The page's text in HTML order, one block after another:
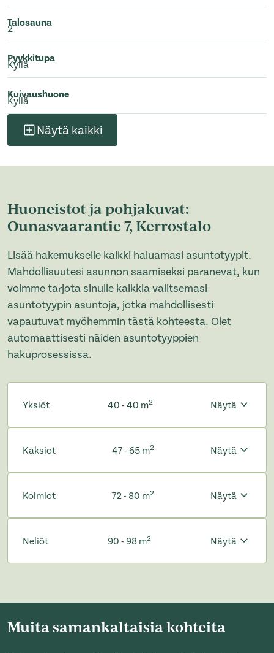
Talosauna
2
Pyykkitupa
Kyllä
Kuivaushuone
Kyllä
Näytä kaikki
Huoneistot ja pohjakuvat:
Ounasvaarantie 7, Kerrostalo
Lisää hakemukselle kaikki haluamasi asuntotyypit.
Mahdollisuutesi asunnon saamiseksi paranevat, kun
voimme tarjota sinulle kaikkia valitsemasi
asuntotyypin asuntoja, jotka mahdollisesti
vapautuvat myöhemmin tästä kohteesta. Olet
automaattisesti näiden asuntotyyppien
hakuprosessissa.
Yksiöt 40 - 40 m2 Näytä
Kaksiot 47 - 65 m2 Näytä
Kolmiot 72 - 80 m2 Näytä
Neliöt 90 - 98 m2 Näytä
Muita samankaltaisia kohteita